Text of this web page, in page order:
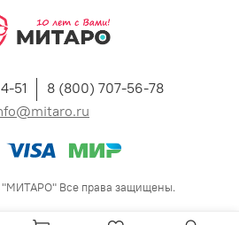
51
8 (800) 707-56-78
Все права защищены.